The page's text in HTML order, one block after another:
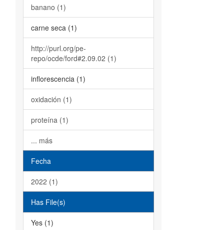
banano (1)
carne seca (1)
http://purl.org/pe-
repo/ocde/ford#2.09.02 (1)
inflorescencia (1)
oxidación (1)
proteína (1)
... más
Fecha
2022 (1)
Has File(s)
Yes (1)